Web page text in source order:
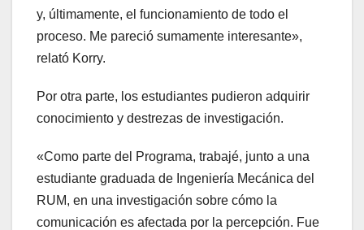
y, últimamente, el funcionamiento de todo el
proceso. Me pareció sumamente interesante»,
relató Korry.
Por otra parte, los estudiantes pudieron adquirir
conocimiento y destrezas de investigación.
«Como parte del Programa, trabajé, junto a una
estudiante graduada de Ingeniería Mecánica del
RUM, en una investigación sobre cómo la
comunicación es afectada por la percepción. Fue